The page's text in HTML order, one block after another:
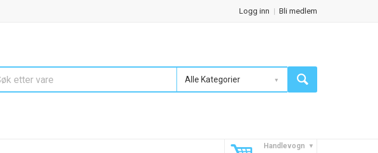
Logg inn Bli medlem
Alle Kategorier
Handlevogn